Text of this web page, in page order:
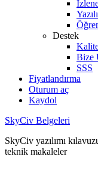
Destek
Bize
SSS
Fiyatlandırma
Oturum aç
Kaydol
SkyCiv Belgeleri
SkyCiv yazılımı
teknik makaleler